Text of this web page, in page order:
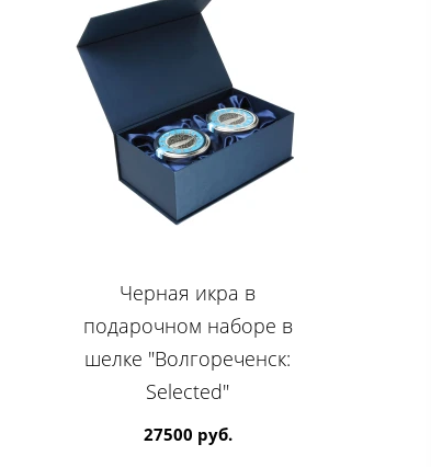
Черная икра в
подарочном наборе в
шелке "Волгореченск:
Selected"
27500 руб.